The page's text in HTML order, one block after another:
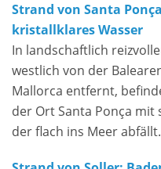
Strand von Santa
kristallklares Wasser
In landschaftlich
westlich von der
Mallorca entfernt,
der Ort Santa Ponça mit
der flach ins Meer abfällt.